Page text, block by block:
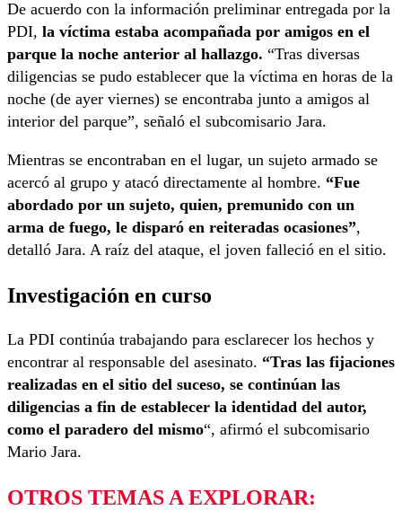
De acuerdo con la información preliminar entregada por la
PDI, la víctima estaba acompañada por amigos en el
parque la noche anterior al hallazgo. “Tras diversas
diligencias se pudo establecer que la víctima en horas de la
noche (de ayer viernes) se encontraba junto a amigos al
interior del parque”, señaló el subcomisario Jara.
Mientras se encontraban en el lugar, un sujeto armado se
acercó al grupo y atacó directamente al hombre. “Fue
abordado por un sujeto, quien, premunido con un
arma de fuego, le disparó en reiteradas ocasiones”,
detalló Jara. A raíz del ataque, el joven falleció en el sitio.
Investigación en curso
La PDI continúa trabajando para esclarecer los hechos y
encontrar al responsable del asesinato. “Tras las fijaciones
realizadas en el sitio del suceso, se continúan las
diligencias a fin de establecer la identidad del autor,
como el paradero del mismo“, afirmó el subcomisario
Mario Jara.
OTROS TEMAS A EXPLORAR: